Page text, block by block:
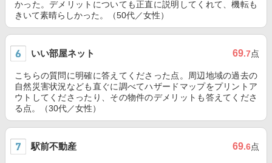
かった。デメリットについても正直に説明してくれて、機転も
きいて素晴らしかった。（50代／女性）
いい部屋ネット 69.7点
こちらの質問に明確に答えてくださった点。周辺地域の過去の
自然災害状況なども直ぐに調べてハザードマップをプリントア
ウトしてくださったり、その物件のデメリットも答えてくださ
る点。（30代／女性）
駅前不動産 69.6点